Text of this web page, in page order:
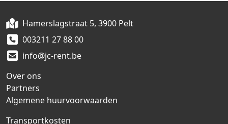
Hamerslagstraat 5, 3900 Pelt
003211 27 88 00
info@jc-rent.be
Over ons
Partners
Algemene huurvoorwaarden
Transportkosten